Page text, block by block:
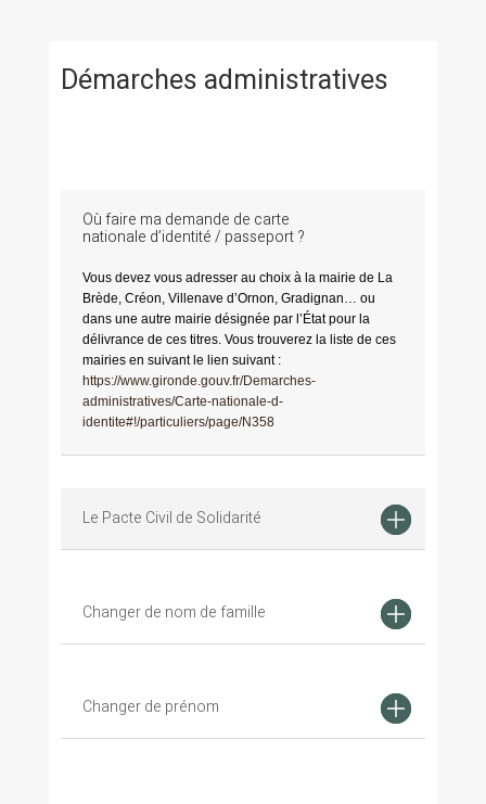
Démarches administratives
Où faire ma demande de carte
nationale d’identité / passeport ?
Vous devez vous adresser au choix à la mairie de La
Brède, Créon, Villenave d’Ornon, Gradignan… ou
dans une autre mairie désignée par l’État pour la
délivrance de ces titres. Vous trouverez la liste de ces
mairies en suivant le lien suivant :
https://www.gironde.gouv.fr/Demarches-
administratives/Carte-nationale-d-
identite#!/particuliers/page/N358
Le Pacte Civil de Solidarité
Changer de nom de famille
Changer de prénom